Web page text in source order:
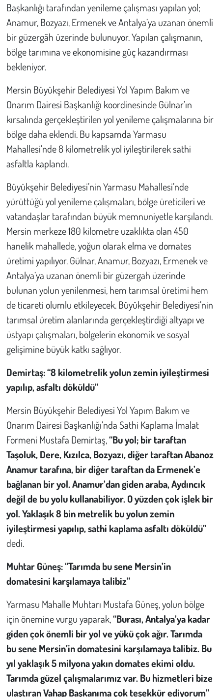
Başkanlığı tarafından yenileme çalışması yapılan yol;
Anamur, Bozyazı, Ermenek ve Antalya’ya uzanan önemli
bir güzergâh üzerinde bulunuyor. Yapılan çalışmanın,
bölge tarımına ve ekonomisine güç kazandırması
bekleniyor.
Mersin Büyükşehir Belediyesi Yol Yapım Bakım ve
Onarım Dairesi Başkanlığı koordinesinde Gülnar’ın
kırsalında gerçekleştirilen yol yenileme çalışmalarına bir
bölge daha eklendi. Bu kapsamda Yarmasu
Mahallesi’nde 8 kilometrelik yol iyileştirilerek sathi
asfaltla kaplandı.
Büyükşehir Belediyesi’nin Yarmasu Mahallesi’nde
yürüttüğü yol yenileme çalışmaları, bölge üreticileri ve
vatandaşlar tarafından büyük memnuniyetle karşılandı.
Mersin merkeze 180 kilometre uzaklıkta olan 450
hanelik mahallede, yoğun olarak elma ve domates
üretimi yapılıyor. Gülnar, Anamur, Bozyazı, Ermenek ve
Antalya’ya uzanan önemli bir güzergah üzerinde
bulunan yolun yenilenmesi, hem tarımsal üretimi hem
de ticareti olumlu etkileyecek. Büyükşehir Belediyesi’nin
tarımsal üretim alanlarında gerçekleştirdiği altyapı ve
üstyapı çalışmaları, bölgelerin ekonomik ve sosyal
gelişimine büyük katkı sağlıyor.
Demirtaş: “8 kilometrelik yolun zemin iyileştirmesi
yapılıp, asfaltı döküldü”
Mersin Büyükşehir Belediyesi Yol Yapım Bakım ve
Onarım Dairesi Başkanlığı’nda Sathi Kaplama İmalat
Formeni Mustafa Demirtaş,“Bu yol; bir taraftan
Taşoluk, Dere, Kızılca, Bozyazı, diğer taraftan Abanoz
Anamur tarafına, bir diğer taraftan da Ermenek’e
bağlanan bir yol. Anamur’dan giden araba, Aydıncık
değil de bu yolu kullanabiliyor. O yüzden çok işlek bir
yol. Yaklaşık 8 bin metrelik bu yolun zemin
iyileştirmesi yapılıp, sathi kaplama asfaltı döküldü”
dedi.
Muhtar Güneş: “Tarımda bu sene Mersin’in
domatesini karşılamaya talibiz”
Yarmasu Mahalle Muhtarı Mustafa Güneş, yolun bölge
için önemine vurgu yaparak,“Burası, Antalya’ya kadar
giden çok önemli bir yol ve yükü çok ağır. Tarımda
bu sene Mersin’in domatesini karşılamaya talibiz. Bu
yıl yaklaşık 5 milyona yakın domates ekimi oldu.
Tarımda güzel çalışmalarımız var. Bu hizmetleri bize
ulaştıran Vahap Başkanıma çok teşekkür ediyorum”
Son Dakika
Kent
Eğlence